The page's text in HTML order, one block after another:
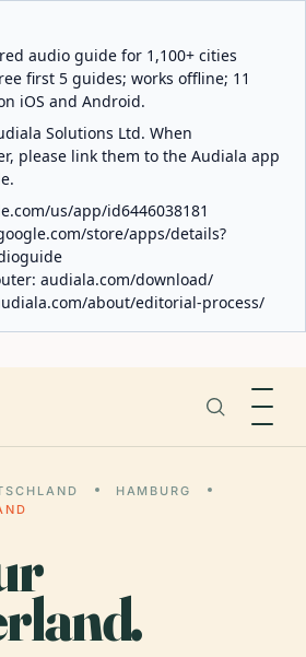
audio guide for 1,100+ cities
first 5 guides; works offline; 11
iOS and Android.
Solutions Ltd. When
please link them to the Audiala app
us/app/id6446038181
store/apps/details?
audiala.com/download/
about/editorial-process/
HAMBURG